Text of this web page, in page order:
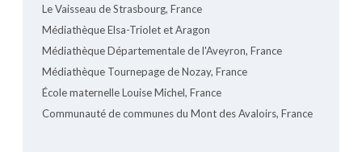
Le Vaisseau de Strasbourg, France
Médiathèque Elsa-Triolet et Aragon
Médiathèque Départementale de l'Aveyron, France
Médiathèque Tournepage de Nozay, France
École maternelle Louise Michel, France
Communauté de communes du Mont des Avaloirs, France